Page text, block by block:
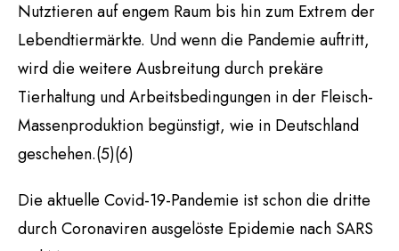
Nutztieren auf engem Raum bis hin zum Extrem der
Lebendtiermärkte. Und wenn die Pandemie auftritt,
wird die weitere Ausbreitung durch prekäre
Tierhaltung und Arbeitsbedingungen in der Fleisch-
Massenproduktion begünstigt, wie in Deutschland
geschehen.(5)(6)
Die aktuelle Covid-19-Pandemie ist schon die dritte
durch Coronaviren ausgelöste Epidemie nach SARS